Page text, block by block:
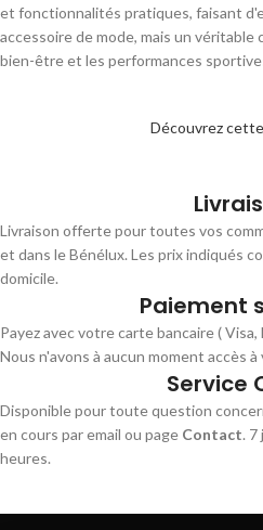
et fonctionnalités pratiques, faisant
accessoire de mode, mais un
bien-être et les performances
Découvrez
Livraison offerte pour toutes vos
et dans le Bénélux. Les prix indiqués
domicile.
Paiement
Payez avec votre carte bancaire (
Nous n'avons à aucun moment accès
Service
Disponible pour toute question
en cours par email ou page Contact. 7
heures.